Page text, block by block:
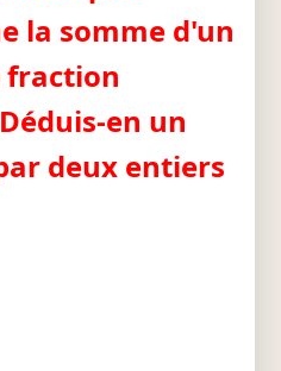
la somme d'un
fraction
en un
deux entiers